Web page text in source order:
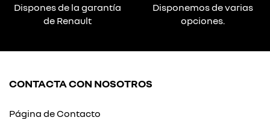
Dispones de la garantía
de Renault
Disponemos de varias
opciones.
CONTACTA CON NOSOTROS
Página de Contacto